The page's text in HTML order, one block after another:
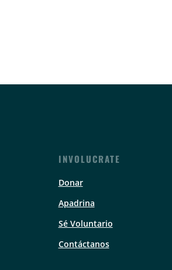
INVOLUCRATE
Donar
Apadrina
Sé Voluntario
Contáctanos